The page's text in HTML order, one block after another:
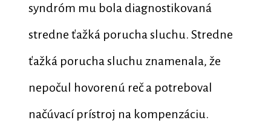
syndróm mu bola diagnostikovaná
stredne ťažká porucha sluchu. Stredne
ťažká porucha sluchu znamenala, že
nepočul hovorenú reč a potreboval
načúvací prístroj na kompenzáciu.